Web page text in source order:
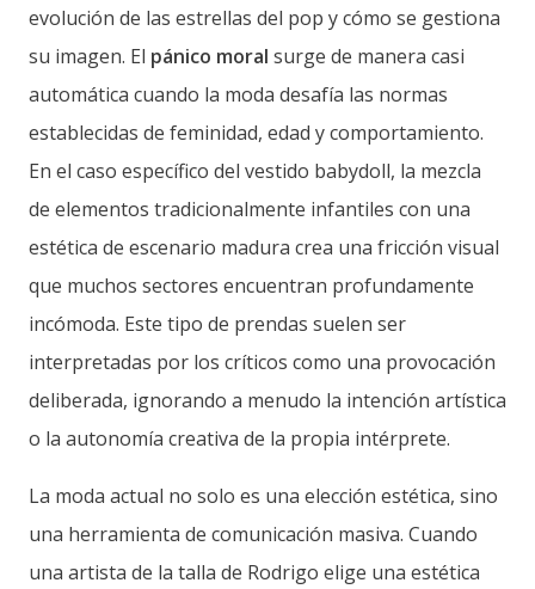
evolución de las estrellas del pop y cómo se gestiona
su imagen. El pánico moral surge de manera casi
automática cuando la moda desafía las normas
establecidas de feminidad, edad y comportamiento.
En el caso específico del vestido babydoll, la mezcla
de elementos tradicionalmente infantiles con una
estética de escenario madura crea una fricción visual
que muchos sectores encuentran profundamente
incómoda. Este tipo de prendas suelen ser
interpretadas por los críticos como una provocación
deliberada, ignorando a menudo la intención artística
o la autonomía creativa de la propia intérprete.
La moda actual no solo es una elección estética, sino
una herramienta de comunicación masiva. Cuando
una artista de la talla de Rodrigo elige una estética